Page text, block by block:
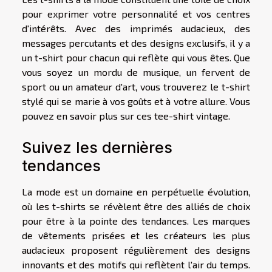
pour exprimer votre personnalité et vos centres
d'intérêts. Avec des imprimés audacieux, des
messages percutants et des designs exclusifs, il y a
un t-shirt pour chacun qui reflète qui vous êtes. Que
vous soyez un mordu de musique, un fervent de
sport ou un amateur d'art, vous trouverez le t-shirt
stylé qui se marie à vos goûts et à votre allure. Vous
pouvez en savoir plus sur ces tee-shirt vintage
Suivez les dernières
tendances
La mode est un domaine en perpétuelle évolution,
où les t-shirts se révèlent être des alliés de choix
pour être à la pointe des tendances. Les marques
de vêtements prisées et les créateurs les plus
audacieux proposent régulièrement des designs
innovants et des motifs qui reflètent l'air du temps.